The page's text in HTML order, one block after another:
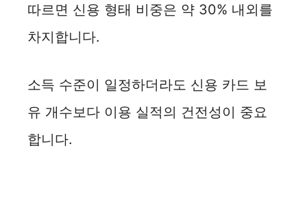
따르면 신용 형태 비중은 약 30% 내외를
차지합니다.
소득 수준이 일정하더라도 신용 카드 보
유 개수보다 이용 실적의 건전성이 중요
합니다.